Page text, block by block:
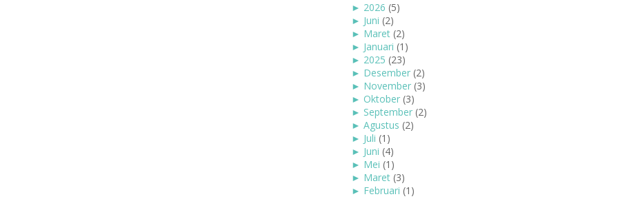
► 2026 (5)
► Juni (2)
► Maret (2)
► Januari (1)
► 2025 (23)
► Desember (2)
► November (3)
► Oktober (3)
► September (2)
► Agustus (2)
► Juli (1)
► Juni (4)
► Mei (1)
► Maret (3)
► Februari (1)